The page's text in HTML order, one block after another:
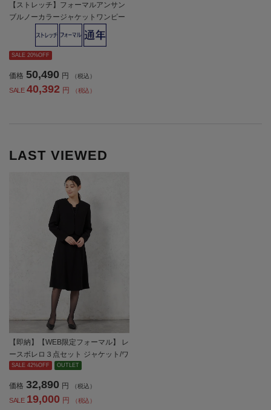
【ストレッチ】フォーマルアンサン
ブルノーカラージャケットワンピー
スYUMIKATSURAEnForm通年礼服
SALE 20%OFF
価格 50,490 円 （税込）
SALE 40,392 円 （税込）
LAST VIEWED
【即納】【WEB限定フォーマル】 レ
ースボレロ３点セット ジャケット/ワ
ンピース/ボレロ 黒無地 通年 礼服
SALE 42%OFF OUTLET
価格 32,890 円 （税込）
SALE 19,000 円 （税込）